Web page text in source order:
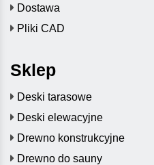
Dostawa
Pliki CAD
Sklep
Deski tarasowe
Deski elewacyjne
Drewno konstrukcyjne
Drewno do sauny